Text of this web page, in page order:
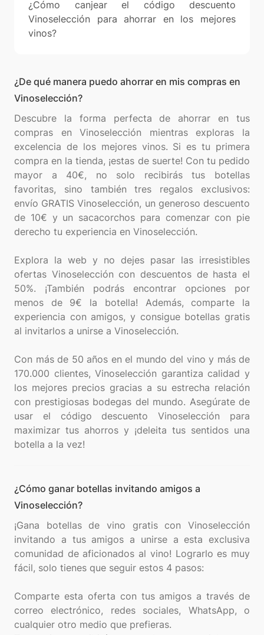
¿Cómo canjear el código descuento
Vinoselección para ahorrar en los mejores
vinos?
¿De qué manera puedo ahorrar en mis compras en
Vinoselección?
Descubre la forma perfecta de ahorrar en tus
compras en Vinoselección mientras exploras la
excelencia de los mejores vinos. Si es tu primera
compra en la tienda, ¡estas de suerte! Con tu pedido
mayor a 40€, no solo recibirás tus botellas
favoritas, sino también tres regalos exclusivos:
envío GRATIS Vinoselección, un generoso descuento
de 10€ y un sacacorchos para comenzar con pie
derecho tu experiencia en Vinoselección.
Explora la web y no dejes pasar las irresistibles
ofertas Vinoselección con descuentos de hasta el
50%. ¡También podrás encontrar opciones por
menos de 9€ la botella! Además, comparte la
experiencia con amigos, y consigue botellas gratis
al invitarlos a unirse a Vinoselección.
Con más de 50 años en el mundo del vino y más de
170.000 clientes, Vinoselección garantiza calidad y
los mejores precios gracias a su estrecha relación
con prestigiosas bodegas del mundo. Asegúrate de
usar el código descuento Vinoselección para
maximizar tus ahorros y ¡deleita tus sentidos una
¿Cómo ganar botellas invitando amigos a
Vinoselección?
¡Gana botellas de vino gratis con Vinoselección
invitando a tus amigos a unirse a esta exclusiva
comunidad de aficionados al vino! Lograrlo es muy
fácil, solo tienes que seguir estos 4 pasos:
Comparte esta oferta con tus amigos a través de
correo electrónico, redes sociales, WhatsApp, o
cualquier otro medio que prefieras.